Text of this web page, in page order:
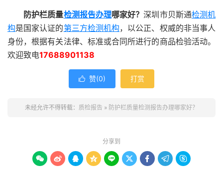
防护栏质量检测报告办理哪家好？深圳市贝斯通检测机
构是国家认证的第三方检测机构，以公正、权威的非当事人
身份，根据有关法律、标准或合同所进行的商品检验活动。
欢迎致电17688901138
 赞(0) 打赏
未经允许不得转载： 质检报告 » 防护栏质量检测报告办理哪家好？
分享到
        